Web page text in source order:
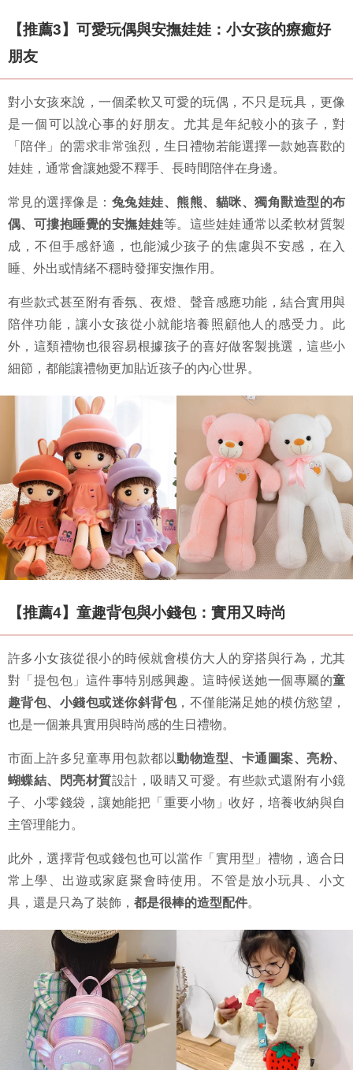
【推薦3】可愛玩偶與安撫娃娃：小女孩的療癒好
朋友
對小女孩來說，一個柔軟又可愛的玩偶，不只是玩具，更像
是一個可以說心事的好朋友。尤其是年紀較小的孩子，對
「陪伴」的需求非常強烈，生日禮物若能選擇一款她喜歡的
娃娃，通常會讓她愛不釋手、長時間陪伴在身邊。
常見的選擇像是： 兔兔娃娃、熊熊、貓咪、獨角獸造型的布
偶、可摟抱睡覺的安撫娃娃等。這些娃娃通常以柔軟材質製
成，不但手感舒適，也能減少孩子的焦慮與不安感，在入
睡、外出或情緒不穩時發揮安撫作用。
有些款式甚至附有香氛、夜燈、聲音感應功能，結合實用與
陪伴功能，讓小女孩從小就能培養照顧他人的感受力。此
外，這類禮物也很容易根據孩子的喜好做客製挑選，這些小
細節，都能讓禮物更加貼近孩子的內心世界。
【推薦4】童趣背包與小錢包：實用又時尚
許多小女孩從很小的時候就會模仿大人的穿搭與行為，尤其
對「提包包」這件事特別感興趣。這時候送她一個專屬的童
趣背包、小錢包或迷你斜背包，不僅能滿足她的模仿慾望，
也是一個兼具實用與時尚感的生日禮物。
市面上許多兒童專用包款都以動物造型、卡通圖案、亮粉、
蝴蝶結、閃亮材質設計，吸睛又可愛。有些款式還附有小鏡
子、小零錢袋，讓她能把「重要小物」收好，培養收納與自
主管理能力。
此外，選擇背包或錢包也可以當作「實用型」禮物，適合日
常上學、出遊或家庭聚會時使用。不管是放小玩具、小文
具，還是只為了裝飾， 都是很棒的造型配件。